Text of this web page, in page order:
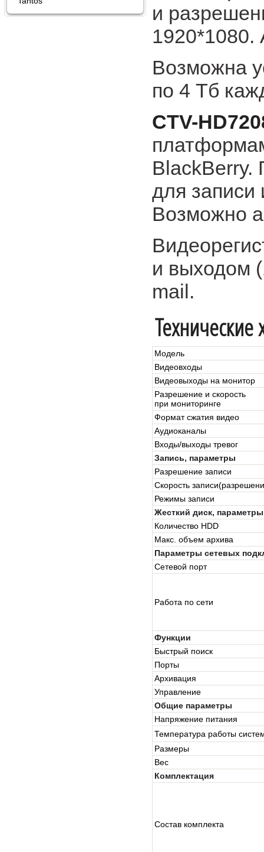
и
1920*1080.
Возможна
по 4 Тб
CTV-
BlackBerry.
для записи
Возможно
и выходом
mail.
Технические
Модель
Видеовходы
Видеовыходы на монитор
Разрешение и скорость
при мониторинге
Формат сжатия видео
Аудиоканалы
Входы/выходы тревог
Запись, параметры
Разрешение записи
Скорость записи
Режимы записи
Жесткий диск, параметры
Количество HDD
Макс. объем архива
Параметры сетевых
Сетевой порт
Работа по сети
Функции
Быстрый поиск
Порты
Архивация
Управление
Общие параметры
Напряжение питания
Температура работы
Размеры
Вес
Комплектация
Состав комплекта